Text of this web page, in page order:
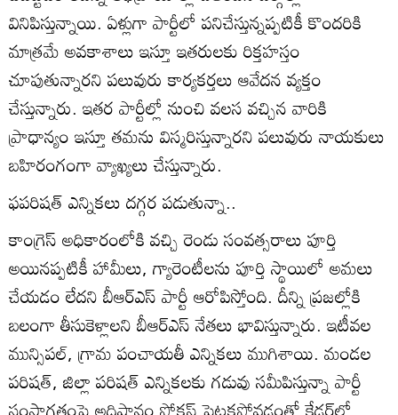
వినిపిస్తున్నాయి. ఏళ్లుగా పార్టీలో పనిచేస్తున్నప్పటికీ కొందరికి
మాత్రమే అవకాశాలు ఇస్తూ ఇతరులకు రిక్తహస్తం
చూపుతున్నారని పలువురు కార్యకర్తలు ఆవేదన వ్యక్తం
చేస్తున్నారు. ఇతర పార్టీల్లో నుంచి వలస వచ్చిన వారికి
ప్రాధాన్యం ఇస్తూ తమను విస్మరిస్తున్నారని పలువురు నాయకులు
బహిరంగంగా వ్యాఖ్యలు చేస్తున్నారు.
ఫపరిషత్‌ ఎన్నికలు దగ్గర పడుతున్నా..
కాంగ్రెస్‌ అధికారంలోకి వచ్చి రెండు సంవత్సరాలు పూర్తి
అయినప్పటికీ హామీలు, గ్యారెంటీలను పూర్తి స్థాయిలో అమలు
చేయడం లేదని బీఆర్‌ఎస్‌ పార్టీ ఆరోపిస్తోంది. దీన్ని ప్రజల్లోకి
బలంగా తీసుకెళ్లాలని బీఆర్‌ఎస్‌ నేతలు భావిస్తున్నారు. ఇటీవల
మున్సిపల్‌, గ్రామ పంచాయతీ ఎన్నికలు ముగిశాయి. మండల
పరిషత్‌, జిల్లా పరిషత్‌ ఎన్నికలకు గడువు సమీపిస్తున్నా పార్టీ